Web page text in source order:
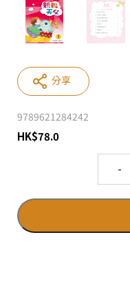
9789621284242
HK$78.0
分享